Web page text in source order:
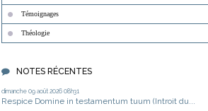
Témoignages
Théologie
NOTES RÉCENTES
dimanche 09 août 2026 08h31
Respice Domine in testamentum tuum (Introit du...